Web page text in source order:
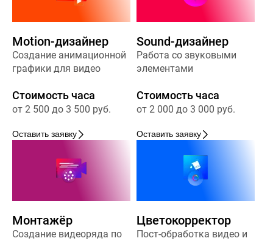
Motion-дизайнер
Создание анимационной
графики для видео
Стоимость часа
от 2 500 до 3 500 руб.
Оставить заявку
Sound-дизайнер
Работа со звуковыми
элементами
Стоимость часа
от 2 000 до 3 000 руб.
Оставить заявку
Монтажёр
Создание видеоряда по
Цветокорректор
Пост-обработка видео и